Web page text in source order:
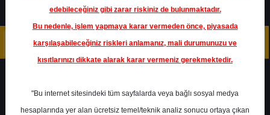
edebileceğiniz gibi zarar riskiniz de bulunmaktadır.
Bu nedenle, işlem yapmaya karar vermeden önce, piyasada
karşılaşabileceğiniz riskleri anlamanız, mali durumunuzu ve
kısıtlarınızı dikkate alarak karar vermeniz gerekmektedir.
"Bu internet sitesindeki tüm sayfalarda veya bağlı sosyal medya
hesaplarında yer alan ücretsiz temel/teknik analiz sonucu ortaya çıkan